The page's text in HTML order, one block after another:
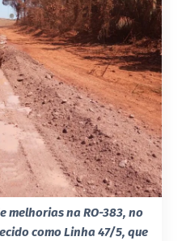
melhorias na RO-383, no
como Linha 47/5, que